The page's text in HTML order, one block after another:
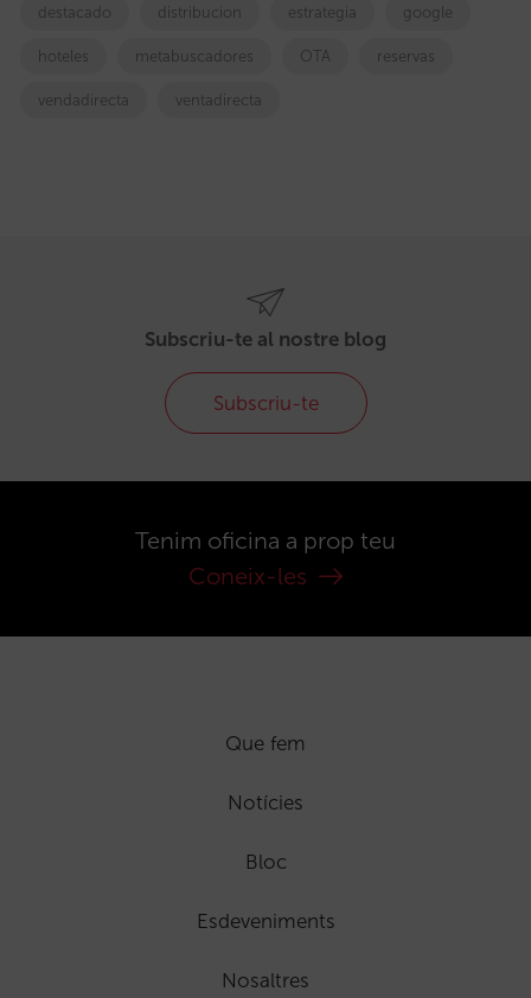
destacado distribucion estrategia google
hoteles metabuscadores OTA reservas
vendadirecta ventadirecta
Subscriu-te al nostre blog
Subscriu-te
Tenim oficina a prop teu
Coneix-les
Que fem
Notícies
Bloc
Esdeveniments
Nosaltres